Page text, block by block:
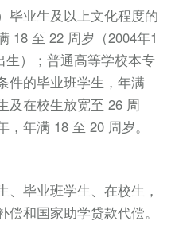
毕业生及以上文化程度的
18 至 22 周岁（2004年1
）；普通高等学校本专
件的毕业班学生，年满
及在校生放宽至 26 周
年满 18 至 20 周岁。
毕业班学生、在校生，
和国家助学贷款代偿。